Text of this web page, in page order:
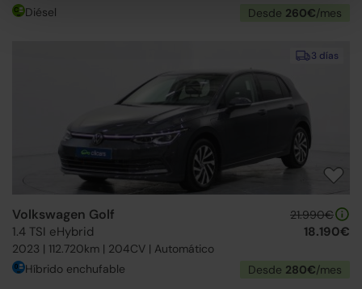
Diésel Desde 260€/mes
3 días
Volkswagen Golf
1.4 TSI eHybrid
2023 | 112.720km | 204CV | Automático
21.990€
18.190€
Híbrido enchufable Desde 280€/mes